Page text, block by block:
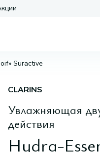
Suractive
CLARINS
Увлажняющая
действия
Hydra-